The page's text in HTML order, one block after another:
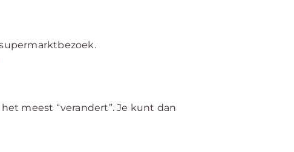
meest “verandert”. Je kunt dan